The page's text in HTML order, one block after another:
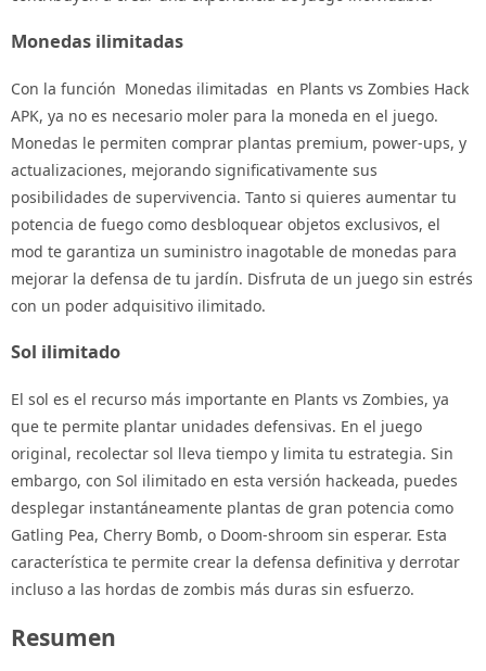
Monedas ilimitadas
Con la función Monedas ilimitadas en Plants vs Zombies Hack
APK, ya no es necesario moler para la moneda en el juego.
Monedas le permiten comprar plantas premium, power-ups, y
actualizaciones, mejorando significativamente sus
posibilidades de supervivencia. Tanto si quieres aumentar tu
potencia de fuego como desbloquear objetos exclusivos, el
mod te garantiza un suministro inagotable de monedas para
mejorar la defensa de tu jardín. Disfruta de un juego sin estrés
con un poder adquisitivo ilimitado.
Sol ilimitado
El sol es el recurso más importante en Plants vs Zombies, ya
que te permite plantar unidades defensivas. En el juego
original, recolectar sol lleva tiempo y limita tu estrategia. Sin
embargo, con Sol ilimitado en esta versión hackeada, puedes
desplegar instantáneamente plantas de gran potencia como
Gatling Pea, Cherry Bomb, o Doom-shroom sin esperar. Esta
característica te permite crear la defensa definitiva y derrotar
incluso a las hordas de zombis más duras sin esfuerzo.
Resumen